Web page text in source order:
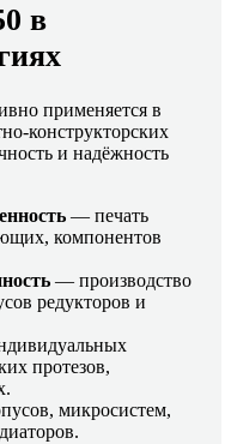
в
применяется в
конструкторских
и надёжность
— печать
компонентов
— производство
редукторов и
протезов,
микросистем,